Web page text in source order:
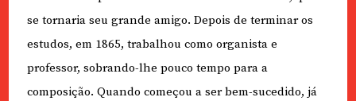
se tornaria seu grande amigo. Depois de terminar os
estudos, em 1865, trabalhou como organista e
professor, sobrando-lhe pouco tempo para a
composição. Quando começou a ser bem-sucedido, já